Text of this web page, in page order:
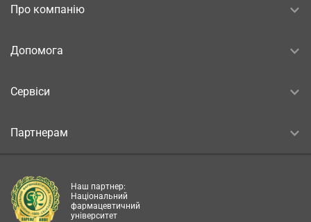
Про компанію
Допомога
Сервіси
Партнерам
Наш партнер:
Національний
фармацевтичний
університет